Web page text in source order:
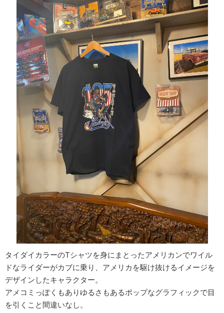
タイダイカラーのTシャツを身にまとったアメリカンでワイル
ドなライダーがカブに乗り、アメリカを駆け抜けるイメージを
デザインしたキャラクター。
アメコミっぽくもありゆるさもあるポップなグラフィックで目
を引くこと間違いなし。